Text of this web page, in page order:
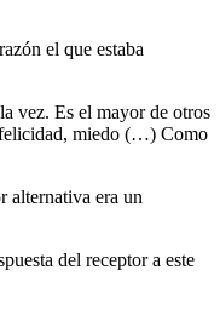
el que estaba
vez. Es el mayor de otros
felicidad, miedo (…) Como
alternativa era un
del receptor a este